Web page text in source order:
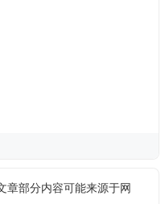
章部分内容可能来源于网